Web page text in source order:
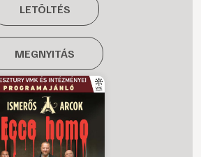
LETÖLTÉS
MEGNYITÁS